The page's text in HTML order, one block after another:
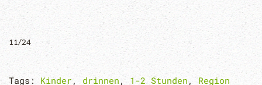
11/24
Tags: Kinder , drinnen , 1-2 Stunden , Region